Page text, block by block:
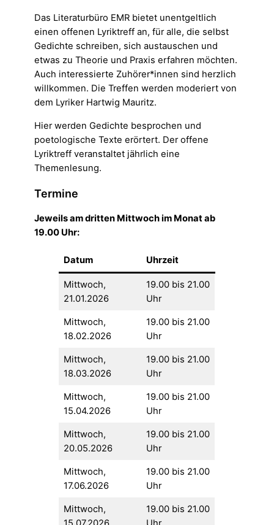
Das Literaturbüro EMR bietet unentgeltlich
einen offenen Lyriktreff an, für alle, die selbst
Gedichte schreiben, sich austauschen und
etwas zu Theorie und Praxis erfahren möchten.
Auch interessierte Zuhörer*innen sind herzlich
willkommen. Die Treffen werden moderiert von
dem Lyriker Hartwig Mauritz.
Hier werden Gedichte besprochen und
poetologische Texte erörtert. Der offene
Lyriktreff veranstaltet jährlich eine
Themenlesung.
Termine
Jeweils am dritten Mittwoch im Monat ab
19.00 Uhr:
Datum Uhrzeit
Mittwoch,
21.01.2026
19.00 bis 21.00
Uhr
Mittwoch,
18.02.2026
19.00 bis 21.00
Uhr
Mittwoch,
18.03.2026
19.00 bis 21.00
Uhr
Mittwoch,
15.04.2026
19.00 bis 21.00
Uhr
Mittwoch,
20.05.2026
19.00 bis 21.00
Uhr
Mittwoch,
17.06.2026
19.00 bis 21.00
Uhr
Mittwoch,
19.00 bis 21.00